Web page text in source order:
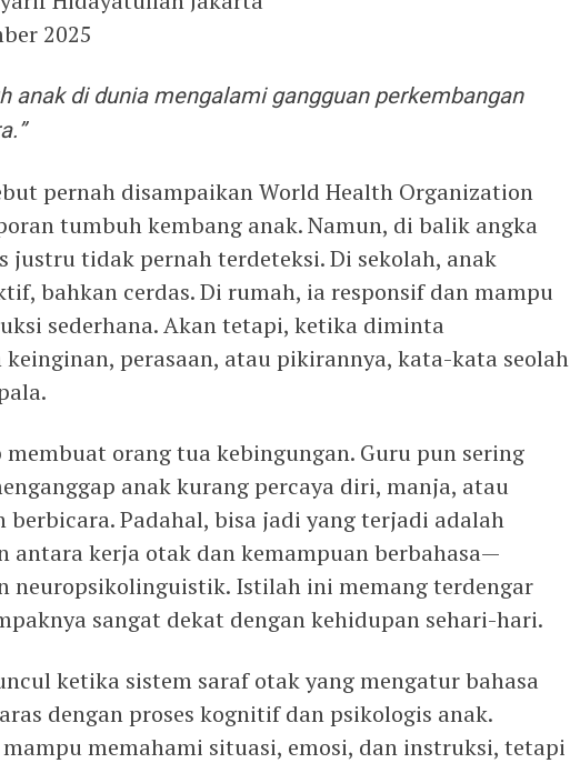
2025
anak di dunia mengalami gangguan perkembangan
pernah disampaikan World Health Organization
tumbuh kembang anak. Namun, di balik angka
justru tidak pernah terdeteksi. Di sekolah, anak
bahkan cerdas. Di rumah, ia responsif dan mampu
sederhana. Akan tetapi, ketika diminta
perasaan, atau pikirannya, kata-kata seolah
orang tua kebingungan. Guru pun sering
anak kurang percaya diri, manja, atau
Padahal, bisa jadi yang terjadi adalah
antara kerja otak dan kemampuan berbahasa—
neuropsikolinguistik. Istilah ini memang terdengar
sangat dekat dengan kehidupan sehari-hari.
ketika sistem saraf otak yang mengatur bahasa
dengan proses kognitif dan psikologis anak.
memahami situasi, emosi, dan instruksi, tetapi